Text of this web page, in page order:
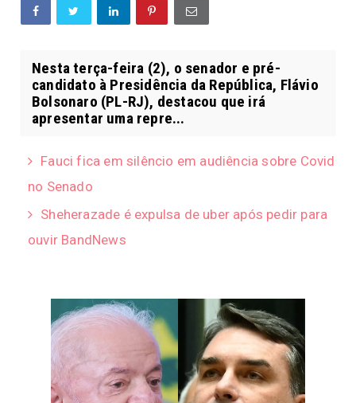
Nesta terça-feira (2), o senador e pré-
candidato à Presidência da República, Flávio
Bolsonaro (PL-RJ), destacou que irá
apresentar uma repre...
Fauci fica em silêncio em audiência sobre Covid
no Senado
Sheherazade é expulsa de uber após pedir para
ouvir BandNews